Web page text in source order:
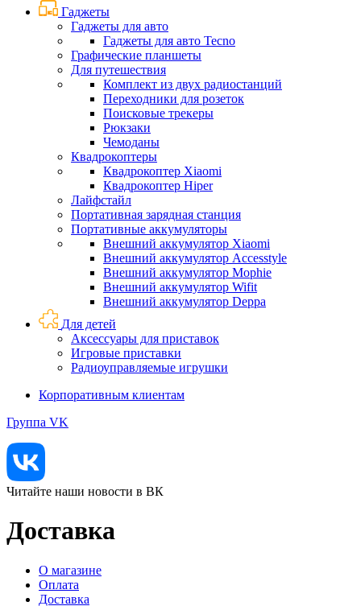
Гаджеты
Гаджеты для авто
Гаджеты для авто Tecno
Графические планшеты
Для путешествия
Комплект из двух радиостанций
Переходники для розеток
Поисковые трекеры
Рюкзаки
Чемоданы
Квадрокоптеры
Квадрокоптер Xiaomi
Квадрокоптер Hiper
Лайфстайл
Портативная зарядная станция
Портативные аккумуляторы
Внешний аккумулятор Xiaomi
Внешний аккумулятор Accesstyle
Внешний аккумулятор Mophie
Внешний аккумулятор Wifit
Внешний аккумулятор Deppa
Для детей
Аксессуары для приставок
Игровые приставки
Радиоуправляемые игрушки
Корпоративным клиентам
Группа VK
Читайте наши новости в ВК
Доставка
О магазине
Оплата
Доставка